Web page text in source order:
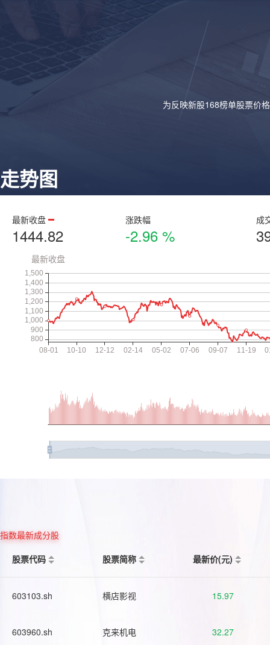
为反映新股168榜单股票价
走势图
最新收盘
1444.82
涨跌幅
-2.96 %
成
指数最新成分股
股票代码
股票简称 最新价(元)
603103.sh 横店影视 15.97
603960.sh 克来机电 32.27